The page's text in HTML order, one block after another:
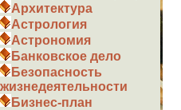
Архитектура
Астрология
Астрономия
Банковское дело
Безопасность
жизнедеятельности
Бизнес-план